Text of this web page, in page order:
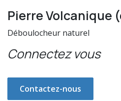
Pierre Volcanique
Déboulocheur naturel
Connectez vous
Contactez-nous